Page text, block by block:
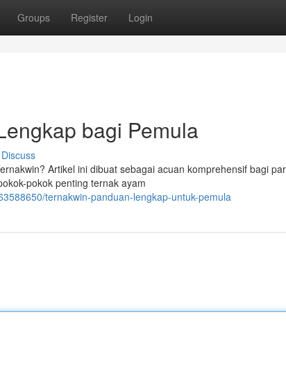
Groups Register Login
bagi Pemula
Discuss
Artikel ini dibuat sebagai acuan komprehensif bagi
pokok penting ternak ayam
ternakwin-panduan-lengkap-untuk-pemula